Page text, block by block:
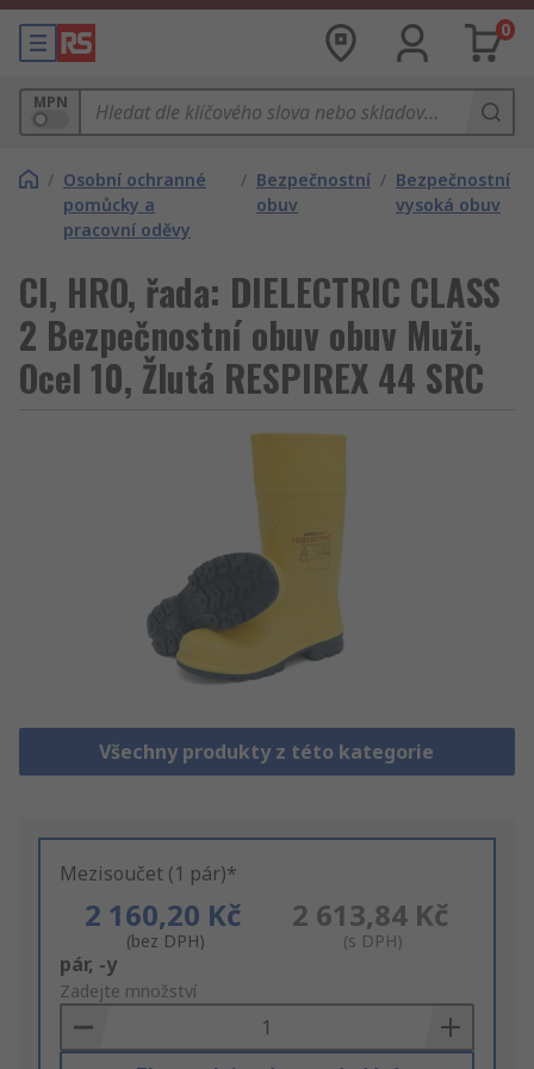
0
MPN
/ Osobní ochranné
pomůcky a
pracovní oděvy
/ Bezpečnostní
obuv
/ Bezpečnostní
vysoká obuv
CI, HRO, řada: DIELECTRIC CLASS
2 Bezpečnostní obuv obuv Muži,
Ocel 10, Žlutá RESPIREX 44 SRC
Všechny produkty z této kategorie
Mezisoučet (1 pár)*
2 160,20 Kč
(bez DPH)
2 613,84 Kč
(s DPH)
Add
to
Basket
pár, -y
Zadejte množství